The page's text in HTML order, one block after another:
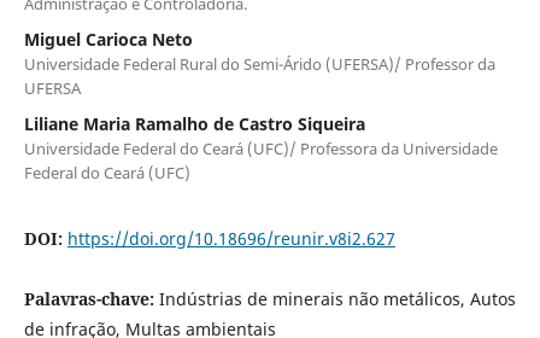
Miguel Carioca Neto
Universidade Federal Rural do Semi-Árido (UFERSA)/ Professor da
UFERSA
Liliane Maria Ramalho de Castro Siqueira
Universidade Federal do Ceará (UFC)/ Professora da Universidade
Federal do Ceará (UFC)
DOI: https://doi.org/10.18696/reunir.v8i2.627
Palavras-chave: Indústrias de minerais não metálicos, Autos
de infração, Multas ambientais